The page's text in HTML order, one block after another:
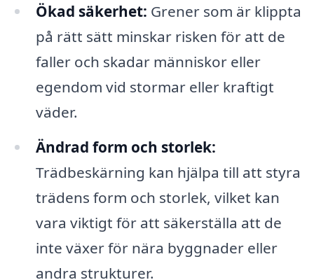
Ökad säkerhet: Grener som är klippta
på rätt sätt minskar risken för att de
faller och skadar människor eller
egendom vid stormar eller kraftigt
väder.
Ändrad form och storlek:
Trädbeskärning kan hjälpa till att styra
trädens form och storlek, vilket kan
vara viktigt för att säkerställa att de
inte växer för nära byggnader eller
andra strukturer.